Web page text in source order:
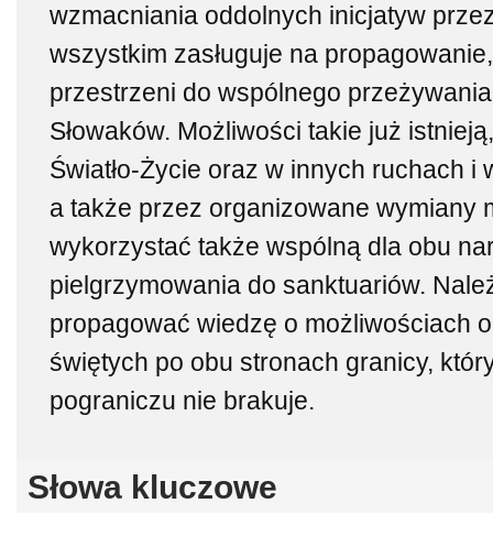
wzmacniania oddolnych inicjatyw
wszystkim zasługuje na
przestrzeni do wspólnego
Słowaków. Możliwości takie już
Światło-Życie oraz w innych ruchach i
a także przez organizowane wymiany
wykorzystać także wspólną dla obu
pielgrzymowania do sanktuariów.
propagować wiedzę o możliwościach
świętych po obu stronach granicy,
pograniczu nie brakuje.
Słowa kluczowe